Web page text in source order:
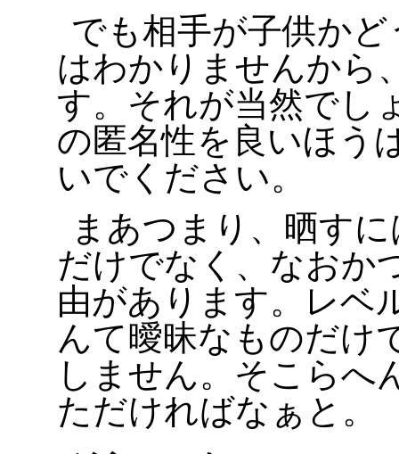
でも相手が子供か
はわかりませんから
す。それが当然で
の匿名性を良いほう
いでください。
まあつまり、晒す
だけでなく、なおか
由があります。レベ
んて曖昧なものだけ
しません。そこらへ
ただければなぁと。